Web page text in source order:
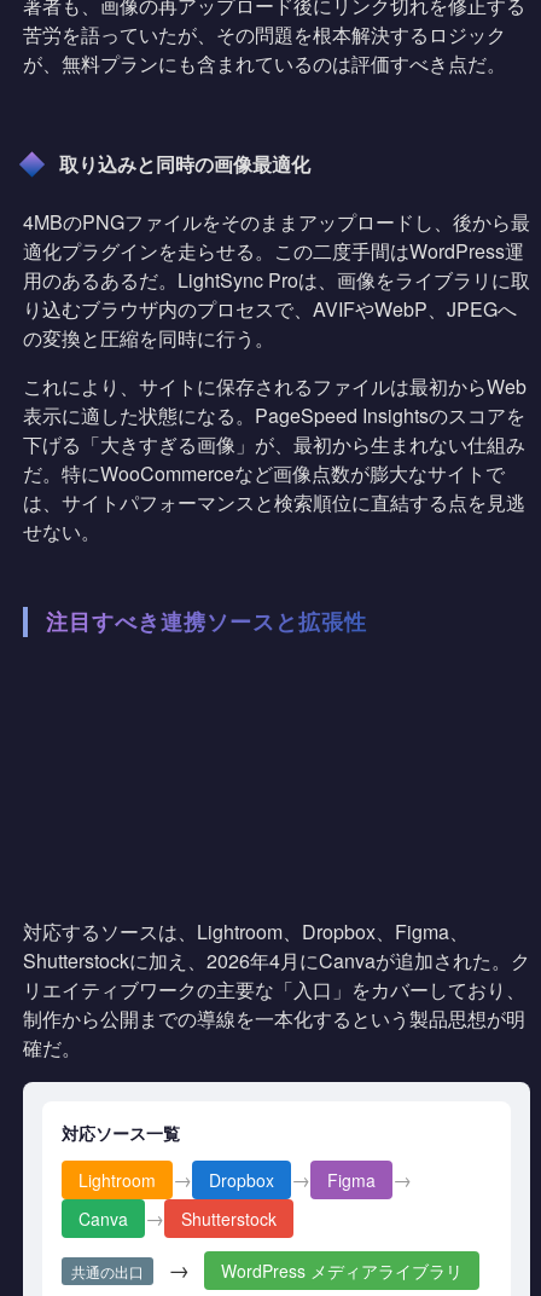
苦労を語っていたが、その問題を根本解決するロジック
が、無料プランにも含まれているのは評価すべき点だ。
取り込みと同時の画像最適化
4MBのPNGファイルをそのままアップロードし、後から最
適化プラグインを走らせる。この二度手間はWordPress運
用のあるあるだ。LightSync Proは、画像をライブラリに取
り込むブラウザ内のプロセスで、AVIFやWebP、JPEGへ
の変換と圧縮を同時に行う。
これにより、サイトに保存されるファイルは最初からWeb
表示に適した状態になる。PageSpeed Insightsのスコアを
下げる「大きすぎる画像」が、最初から生まれない仕組み
だ。特にWooCommerceなど画像点数が膨大なサイトで
は、サイトパフォーマンスと検索順位に直結する点を見逃
せない。
注目すべき連携ソースと拡張性
対応するソースは、Lightroom、Dropbox、Figma、
Shutterstockに加え、2026年4月にCanvaが追加された。ク
リエイティブワークの主要な「入口」をカバーしており、
制作から公開までの導線を一本化するという製品思想が明
確だ。
対応ソース一覧
Lightroom
→ Dropbox → Figma →
Canva → Shutterstock
共通の出口 → WordPress メディアライブラリ